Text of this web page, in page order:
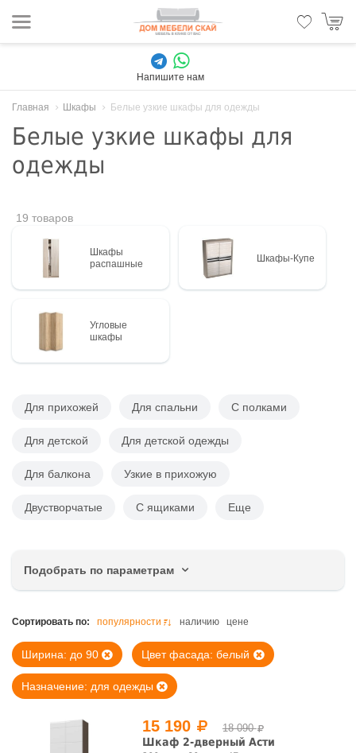
Напишите нам
Главная Шкафы Белые узкие шкафы для одежды
Белые узкие шкафы для
одежды
19 товаров
Шкафы
распашные
Шкафы-Купе
Угловые
шкафы
Для прихожей Для спальни С полками
Для детской Для детской одежды
Для балкона Узкие в прихожую
Двустворчатые С ящиками Еще
Подобрать по параметрам
Цена, руб.
Сортировать по: популярности наличию цене
Ширина: до 90 Цвет фасада: белый
Назначение: для одежды
15 190 18 090
Шкаф 2-дверный Асти